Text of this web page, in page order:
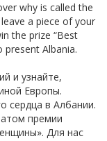
why is called the
a piece of your
the prize “Best
present Albania.
и узнайте,
Европы.
сердца в Албании.
премии
Для нас